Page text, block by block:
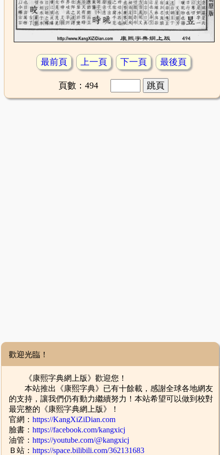
最前頁 上一頁 下一頁 最後頁
頁數：494
歡迎光臨！
《康熙字典網上版》歡迎您！
本站推出《康熙字典》已有十餘載，感謝全球各地網友
的支持，讓我們仍有動力繼續努力！本站希望可以做到校對
最完整的《康熙字典網上版》！
官網：https://KangXiZiDian.com
臉書：https://facebook.com/kangxicj
油管：https://youtube.com/@kangxicj
Ｂ站：https://space.bilibili.com/362131683